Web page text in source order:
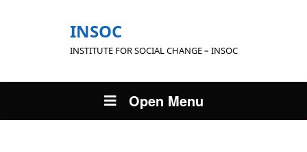
INSOC
INSTITUTE FOR SOCIAL CHANGE – INSOC
Open Menu